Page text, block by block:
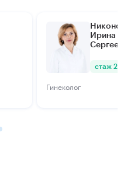
Ирина
стаж 21
Гинеколог